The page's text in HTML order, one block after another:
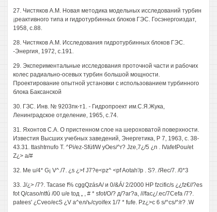
27. Чистяков A.M. Новая методика модельных исследований турбин
¡реактивного типа и гидротурбинных блоков ГЭС. Госэнергоиздат,
1958, с.88.
28. Чистяков A.M. Исследования гидротурбинных блоков ГЭС.
-Энергия, 1972, с.191.
29. Экспериментальные исследования проточной части и рабочих
колес радиально-осевых турбин большой мощности.
Проектирование опытной установки с использованием турбинного
блока Баксанской
30. ГЗС. Инв. № 9203пк-т1. - Гидропроект им.С.Я.Жука,
Ленинградское отделение, 1965, с.74.
31. Яхонтов С.А. О пристенном слое на шероховатой поверхности.
Известия Высших учебных заведений, Энергетика, Р 7, 1963, с. 38-
43.31. ttashtrnufo Т. ^Pi/ez-Sfüf/W yOes/^r? Jze,7¿/5 ¿n . IVafetPou/et
Z¿> а/#
32. Me u/4* G¡ V^./7. ¿s ¿>f J7?e<pz^ <pf Aotah'/p . S?. /Яес/7. /0*3
33. J/¿> /7?. Tacase f% cggQzásA/ и 0/&Á/ 2/2000 HP fzcific/s ¿¿fz€//?es
fot Q/caso/ntfú /00 u/e tод „ , # * sfot/O/? д/?аг?а, ///fac¿/.ec/7Cefa /7?.
patees' ¿Cveo/ecS ¿V а^ел/ъ/сyoifex 1/7 * fufe. Pz¿>c 6 s/^cs/^/r? .W